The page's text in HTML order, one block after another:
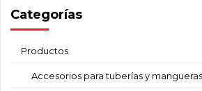
Categorías
Productos
Accesorios para tuberías y mangueras